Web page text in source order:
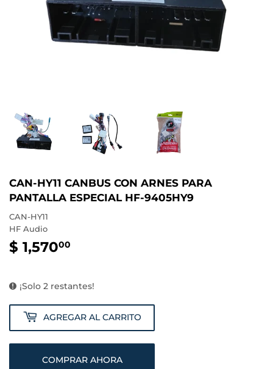
CAN-HY11 CANBUS CON ARNES PARA
PANTALLA ESPECIAL HF-9405HY9
CAN-HY11
HF Audio
$ 1,57000
¡Solo 2 restantes!
AGREGAR AL CARRITO
COMPRAR AHORA